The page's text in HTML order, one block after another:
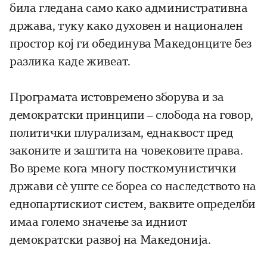
била гледана само како административна
држава, туку како духовен и национален
простор кој ги обединува Македонците без
разлика каде живеат.
Програмата истовремено зборува и за
демократски принципи – слобода на говор,
политички плурализам, еднаквост пред
законите и заштита на човековите права.
Во време кога многу посткомунистички
држави сè уште се бореа со наследството на
еднопартискиот систем, ваквите определби
имаа големо значење за идниот
демократски развој на Македонија.